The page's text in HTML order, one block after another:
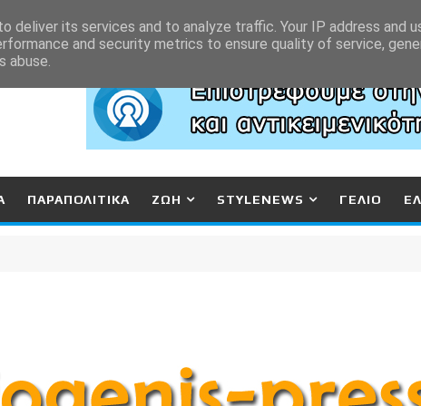
ΠΑΡΑΠΟΛΙΤΙΚΑ ΖΩΗ STYLENEWS ΓΕΛΙΟ
deliver its services and to analyze traffic. Your IP address and
and security metrics to ensure quality of service,
abuse.